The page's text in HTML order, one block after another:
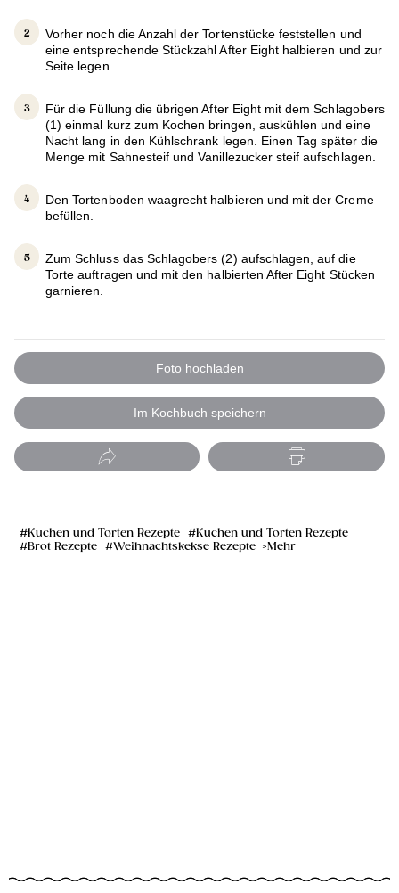
Vorher noch die Anzahl der Tortenstücke feststellen und
eine entsprechende Stückzahl After Eight halbieren und zur
Seite legen.
Für die Füllung die übrigen After Eight mit dem Schlagobers
(1) einmal kurz zum Kochen bringen, auskühlen und eine
Nacht lang in den Kühlschrank legen. Einen Tag später die
Menge mit Sahnesteif und Vanillezucker steif aufschlagen.
Den Tortenboden waagrecht halbieren und mit der Creme
befüllen.
Zum Schluss das Schlagobers (2) aufschlagen, auf die
Torte auftragen und mit den halbierten After Eight Stücken
garnieren.
Foto hochladen
Im Kochbuch speichern
Kuchen und Torten Rezepte
Kuchen und Torten Rezepte
Brot Rezepte
Weihnachtskekse Rezepte Mehr